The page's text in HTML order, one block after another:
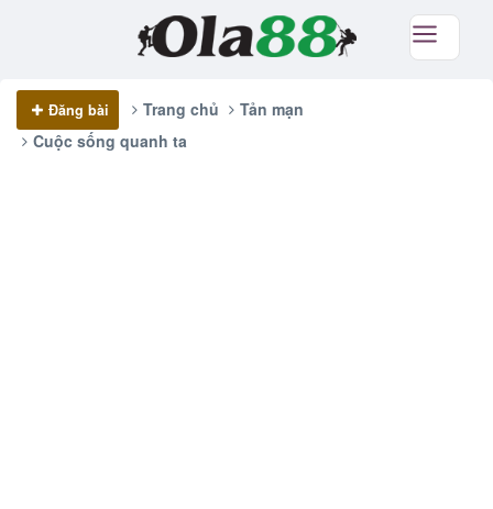
Đăng bài Trang chủ
Tản mạn
Cuộc sống quanh ta